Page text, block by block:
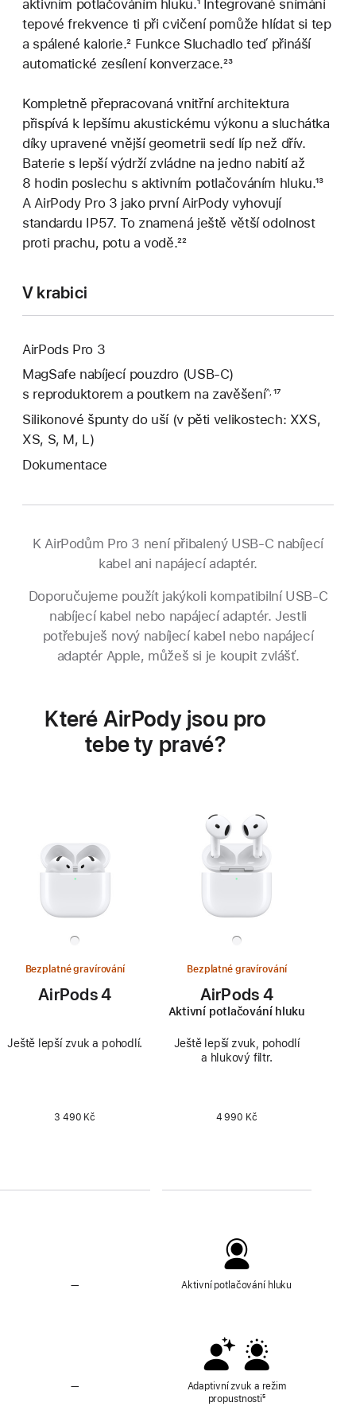
aktivním potlačováním hluku.Poznámka
¹ Integrované snímání
tepové frekvence ti při cvičení pomůže hlídat si tep
a spálené kalorie.Poznámka
² Funkce Sluchadlo teď přináší
automatické zesílení konverzace.Poznámka
²³
Kompletně přepracovaná vnitřní architektura
přispívá k lepšímu akustickému výkonu a sluchátka
díky upravené vnější geometrii sedí líp než dřív.
Baterie s lepší výdrží zvládne na jedno nabití až
8 hodin poslechu s aktivním potlačováním hluku.¹³
A AirPody Pro 3 jako první AirPody vyhovují
standardu IP57. To znamená ještě větší odolnost
proti prachu, potu a vodě.Poznámka
²²
V krabici
AirPods Pro 3
MagSafe nabíjecí pouzdro (USB‐C)
s reproduktorem a poutkem na zavěšeníPoznámka
^,¹⁷
Silikonové špunty do uší (v pěti velikostech: XXS,
XS, S, M, L)
Dokumentace
K AirPodům Pro 3 není přibalený USB‑C nabíjecí
kabel ani napájecí adaptér.
Doporučujeme použít jakýkoli kompatibilní USB‑C
nabíjecí kabel nebo napájecí adaptér. Jestli
potřebuješ nový nabíjecí kabel nebo napájecí
adaptér Apple, můžeš si je koupit zvlášť.
Které AirPody jsou pro
tebe ty pravé?
Bezplatné gravírování
AirPods 4
Ještě lepší zvuk a pohodlí.
3 490 Kč
—
—
Bezplatné gravírování
AirPods 4
Aktivní potlačování hluku
Ještě lepší zvuk, pohodlí
a hlukový filtr.
4 990 Kč
Aktivní potlačování hluku
Adaptivní zvuk a režim
propustnostiPoznámka
⁵